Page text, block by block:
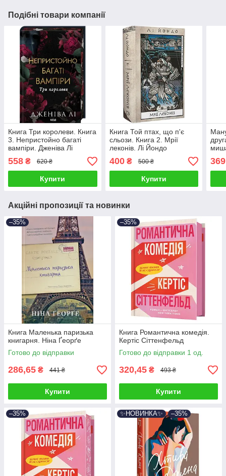
Подібні товари компанії
Книга Три королеви. Книга
3. Непристойно багаті
вампіри. Дженіва Лі
558 ₴ 620 ₴
Купити
Книга Той птах, що п'є
сльози. Книга 2. Мрії
леконів. Лі Йондо
400₴ 500 ₴
Купити
369
Акційні пропозиції та новинки
–35%
Книга Маленька паризька
книгарня. Ніна Ґеорґе
Готово до відправки
286,65 ₴ 441 ₴
Купити
–35%
Книга Романтична комедія.
Кертіс Сіттенфельд
Готово до відправки 1 од.
320,45 ₴ 493 ₴
Купити
–35% ✨НОВИНКА✨ –35%